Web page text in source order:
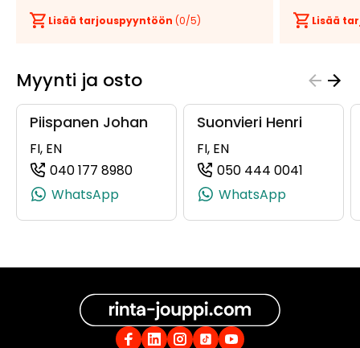
Lisää tarjouspyyntöön (0/5) Lisää
Myynti ja osto
Piispanen Johan
FI, EN
040 177 8980
(+358401778980, 0401778980,
WhatsApp
Suonvieri Henri
FI, EN
050 444 0041
WhatsApp